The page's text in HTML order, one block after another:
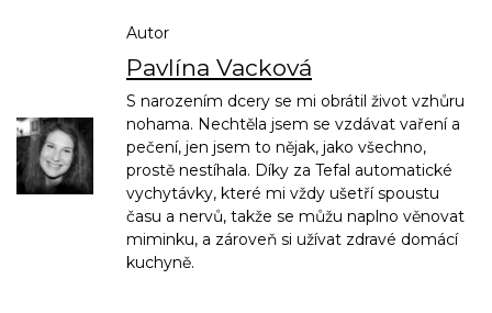
Autor
Pavlína Vacková
S narozením dcery se mi obrátil život vzhůru
nohama. Nechtěla jsem se vzdávat vaření a
pečení, jen jsem to nějak, jako všechno,
prostě nestíhala. Díky za Tefal automatické
vychytávky, které mi vždy ušetří spoustu
času a nervů, takže se můžu naplno věnovat
miminku, a zároveň si užívat zdravé domácí
kuchyně.